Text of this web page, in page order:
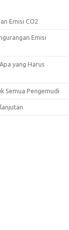
Emisi CO2
Emisi
yang Harus
Semua Pengemudi